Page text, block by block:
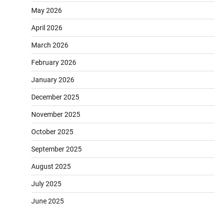
May 2026
April 2026
March 2026
February 2026
January 2026
December 2025
November 2025
October 2025
September 2025
August 2025
July 2025
June 2025